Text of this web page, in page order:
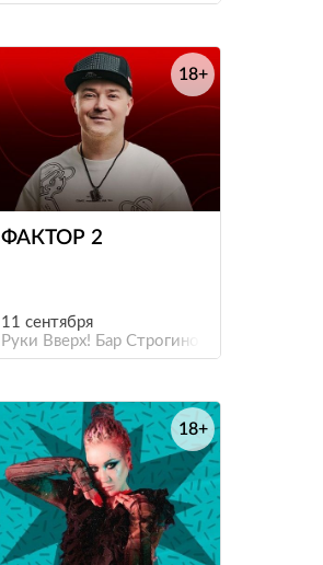
е
ФАКТОР 2
11 сентября
Руки Вверх! Бар Строгино
18+
е
18+